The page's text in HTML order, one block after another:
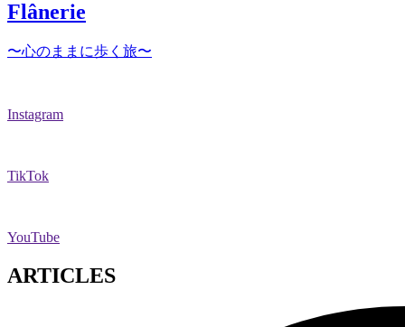
Flânerie
〜心のままに歩く旅〜
Instagram
TikTok
YouTube
ARTICLES